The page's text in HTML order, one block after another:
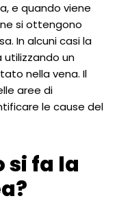
e quando viene
si ottengono
In alcuni casi la
un
nella vena. Il
aree di
le cause del
si fa la